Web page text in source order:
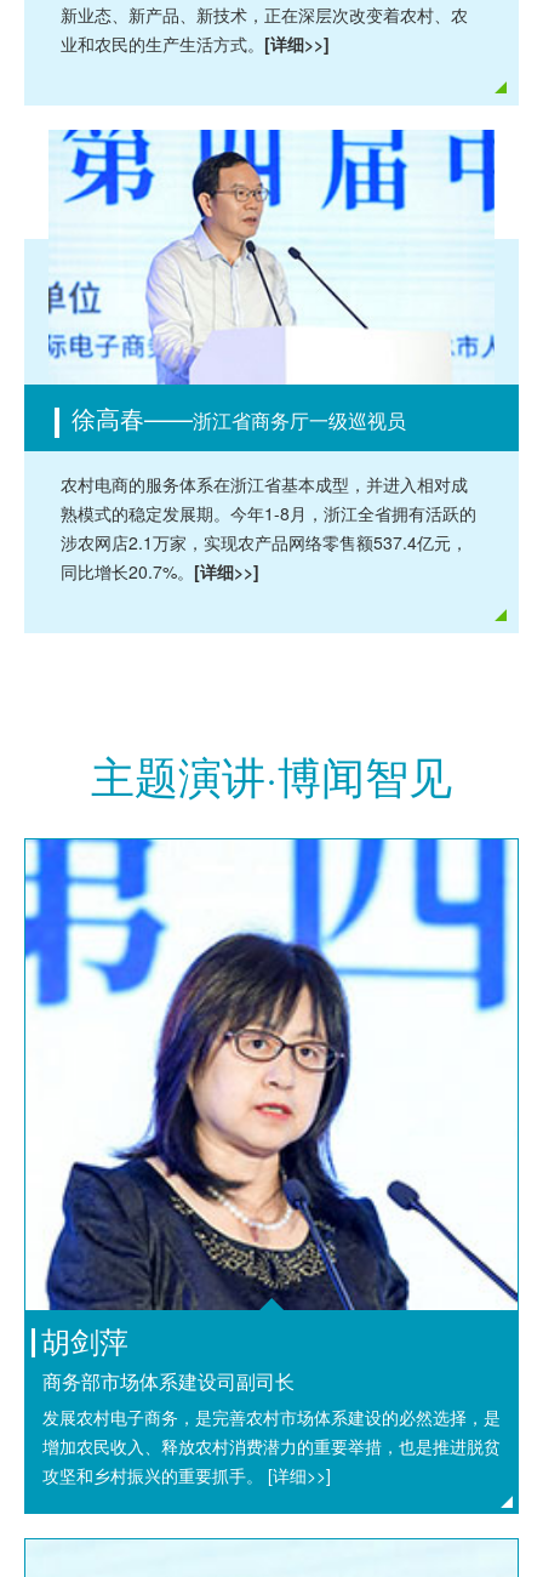
新业态、新产品、新技术，正在深层次改变着农村、农
业和农民的生产生活方式。 [详细>>]
徐高春——浙江省商务厅一级巡视员
农村电商的服务体系在浙江省基本成型，并进入相对成
熟模式的稳定发展期。今年1-8月，浙江全省拥有活跃的
涉农网店2.1万家，实现农产品网络零售额537.4亿元，
同比增长20.7%。 [详细>>]
主题演讲·博闻智见
胡剑萍
商务部市场体系建设司副司长
发展农村电子商务，是完善农村市场体系建设的必然选择，是
增加农民收入、释放农村消费潜力的重要举措，也是推进脱贫
攻坚和乡村振兴的重要抓手。
[详细>>]